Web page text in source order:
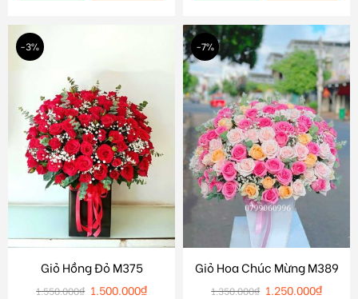
-3%
Giỏ Hồng Đỏ M375
1.550.000₫ 1.500.000₫
-7%
Giỏ Hoa Chúc Mừng M389
1.350.000₫ 1.250.000₫